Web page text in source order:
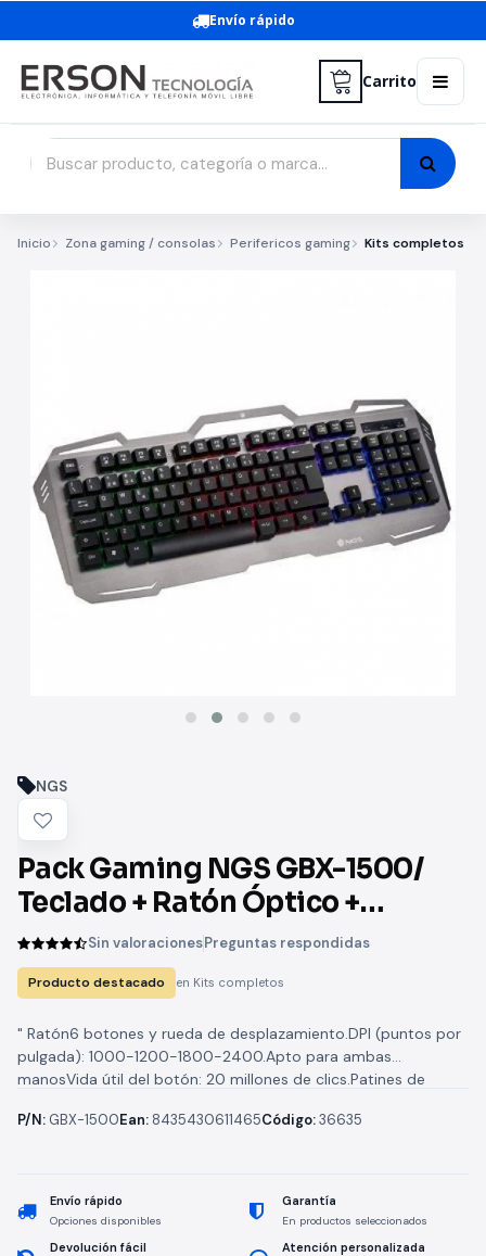
Envío rápido
Carrito
Inicio Zona gaming / consolas Perifericos gaming Kits completos
NGS
Pack Gaming NGS GBX-1500/
Teclado + Ratón Óptico +
Auriculares con Micrófono
Sin valoracionesPreguntas respondidas
Producto destacado en Kits completos
" Ratón6 botones y rueda de desplazamiento.DPI (puntos por
pulgada): 1000-1200-1800-2400.Apto para ambas
manosVida útil del botón: 20 millones de clics.Patines de
P/N: GBX-1500Ean: 8435430611465Código:36635
Envío rápido
Opciones disponibles
Garantía
En productos seleccionados
Devolución fácil Atención personalizada